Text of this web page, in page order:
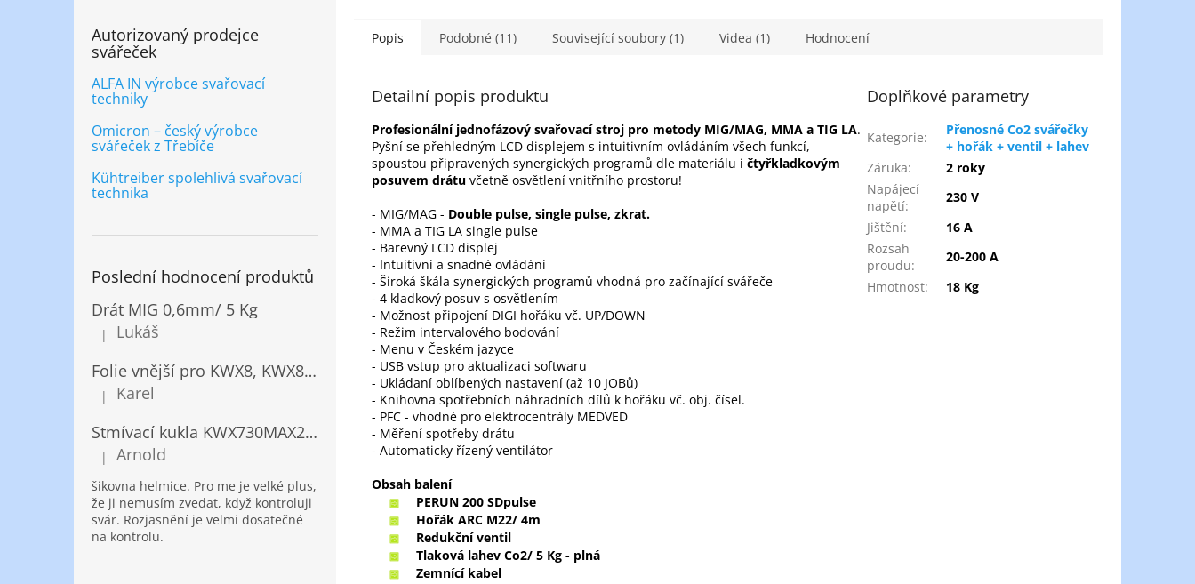
Autorizovaný prodejce
svářeček
ALFA IN výrobce svařovací
techniky
Omicron – český výrobce
svářeček z Třebíče
Kühtreiber spolehlivá svařovací
technika
Poslední hodnocení produktů
Drát MIG 0,6mm/ 5 Kg
Hodnocení produktu je 5 z 5 hvězdiček.
|
Lukáš
Folie vnější pro KWX8, KWX820/ 10ks
Hodnocení produktu je 5 z 5 hvězdiček.
|
Karel
Stmívací kukla KWX730MAX2,5!® + NANOClean
Hodnocení produktu je 5 z 5 hvězdiček.
| Arnold
šikovna helmice. Pro me je velké plus,
že ji nemusím zvedat, když kontroluji
svár. Rozjasnění je velmi dosatečné
na kontrolu.
oblouk a...
svařovací...
Popis Podobné (11) Související soubory (1) Videa (1) Hodnocení
Detailní popis produktu
Profesionální jednofázový svařovací stroj pro metody MIG/MAG, MMA a TIG LA.
Pyšní se přehledným LCD displejem s intuitivním ovládáním všech funkcí,
spoustou připravených synergických programů dle materiálu i čtyřkladkovým
posuvem drátu včetně osvětlení vnitřního prostoru!
- MIG/MAG - Double pulse, single pulse, zkrat.
- MMA a TIG LA single pulse
- Barevný LCD displej
- Intuitivní a snadné ovládání
- Široká škála synergických programů vhodná pro začínající svářeče
- 4 kladkový posuv s osvětlením
- Možnost připojení DIGI hořáku vč. UP/DOWN
- Režim intervalového bodování
- Menu v Českém jazyce
- USB vstup pro aktualizaci softwaru
- Ukládaní oblíbených nastavení (až 10 JOBů)
- Knihovna spotřebních náhradních dílů k hořáku vč. obj. čísel.
- PFC - vhodné pro elektrocentrály MEDVED
- Měření spotřeby drátu
- Automaticky řízený ventilátor
Obsah balení
PERUN 200 SDpulse
Hořák ARC M22/ 4m
Redukční ventil
Tlaková lahev Co2/ 5 Kg - plná
Zemnící kabel
Doplňkové parametry
Kategorie:
Přenosné Co2 svářečky
+ hořák + ventil + lahev
Záruka:
2 roky
Napájecí
napětí:
230 V
Jištění:
16 A
Rozsah
proudu:
20-200 A
Hmotnost: 18 Kg